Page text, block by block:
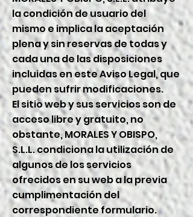
la condición de usuario del
mismo e implica la aceptación
plena y sin reservas de todas y
cada una de las disposiciones
incluidas en este Aviso Legal, que
pueden sufrir modificaciones.
El sitio web y sus servicios son de
acceso libre y gratuito, no
obstante, MORALES Y OBISPO,
S.L.L. condiciona la utilización de
algunos de los servicios
ofrecidos en su web a la previa
cumplimentación del
correspondiente formulario.